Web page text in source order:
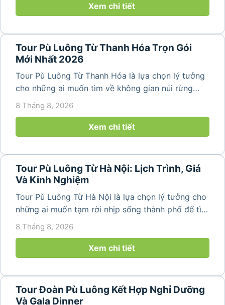
Xem chi tiết
Tour Pù Luông Từ Thanh Hóa Trọn Gói
Mới Nhất 2026
Tour Pù Luông Từ Thanh Hóa là lựa chọn lý tưởng
cho những ai muốn tìm về không gian núi rừng
trong lành, ruộng bậc thang xanh mướt và những
ngày. Không cần di chuyển...
8 Tháng 8, 2026
Xem chi tiết
Tour Pù Luông Từ Hà Nội: Lịch Trình, Giá
Và Kinh Nghiệm
Tour Pù Luông Từ Hà Nội là lựa chọn lý tưởng cho
những ai muốn tạm rời nhịp sống thành phố để tìm
về không gian núi rừng xanh mát, những bản làng
yên bình và ruộng bậc thang đặc trưng của Pù
8 Tháng 8, 2026
Xem chi tiết
Tour Đoàn Pù Luông Kết Hợp Nghỉ Dưỡng
Và Gala Dinner